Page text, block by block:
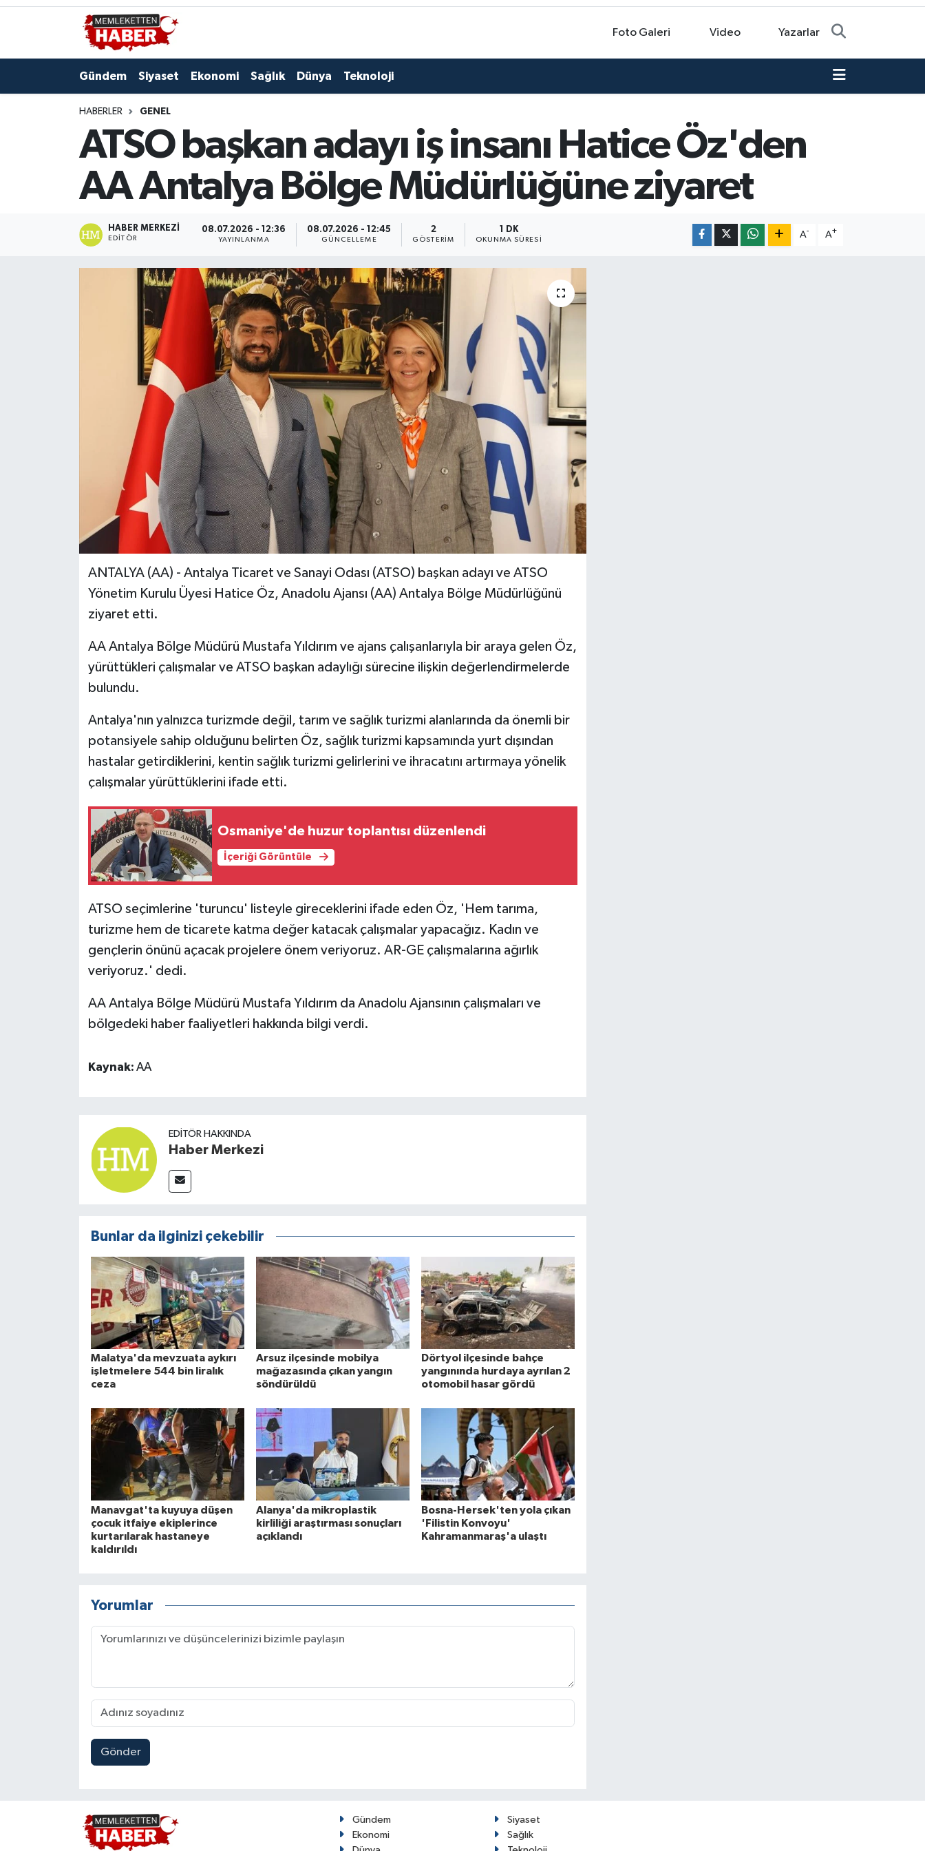
Foto Galeri Video Yazarlar
Gündem Siyaset Ekonomi Sağlık Dünya Teknoloji
HABERLER GENEL
ATSO başkan adayı iş insanı Hatice Öz'den
AA Antalya Bölge Müdürlüğüne ziyaret
HABER MERKEZI
EDITÖR
08.07.2026 - 12:36
YAYINLANMA
08.07.2026 - 12:45
GÜNCELLEME
2
GÖSTERIM
1 DK
OKUNMA SÜRESI
A- A+
ANTALYA (AA) - Antalya Ticaret ve Sanayi Odası (ATSO) başkan adayı ve ATSO
Yönetim Kurulu Üyesi Hatice Öz, Anadolu Ajansı (AA) Antalya Bölge Müdürlüğünü
ziyaret etti.
AA Antalya Bölge Müdürü Mustafa Yıldırım ve ajans çalışanlarıyla bir araya gelen Öz,
yürüttükleri çalışmalar ve ATSO başkan adaylığı sürecine ilişkin değerlendirmelerde
bulundu.
Antalya'nın yalnızca turizmde değil, tarım ve sağlık turizmi alanlarında da önemli bir
potansiyele sahip olduğunu belirten Öz, sağlık turizmi kapsamında yurt dışından
hastalar getirdiklerini, kentin sağlık turizmi gelirlerini ve ihracatını artırmaya yönelik
çalışmalar yürüttüklerini ifade etti.
Osmaniye'de huzur toplantısı düzenlendi
İçeriği Görüntüle
ATSO seçimlerine 'turuncu' listeyle gireceklerini ifade eden Öz, 'Hem tarıma,
turizme hem de ticarete katma değer katacak çalışmalar yapacağız. Kadın ve
gençlerin önünü açacak projelere önem veriyoruz. AR-GE çalışmalarına ağırlık
veriyoruz.' dedi.
AA Antalya Bölge Müdürü Mustafa Yıldırım da Anadolu Ajansının çalışmaları ve
bölgedeki haber faaliyetleri hakkında bilgi verdi.
Kaynak: AA
EDITÖR HAKKINDA
Haber Merkezi
Bunlar da ilginizi çekebilir
Malatya'da mevzuata aykırı
işletmelere 544 bin liralık
ceza
Arsuz ilçesinde mobilya
mağazasında çıkan yangın
söndürüldü
Dörtyol ilçesinde bahçe
yangınında hurdaya ayrılan 2
otomobil hasar gördü
Manavgat'ta kuyuya düşen
çocuk itfaiye ekiplerince
kurtarılarak hastaneye
kaldırıldı
Alanya'da mikroplastik
kirliliği araştırması sonuçları
açıklandı
Bosna-Hersek'ten yola çıkan
'Filistin Konvoyu'
Kahramanmaraş'a ulaştı
Yorumlar
Gönder
Gündem
Siyaset
Ekonomi
Sağlık